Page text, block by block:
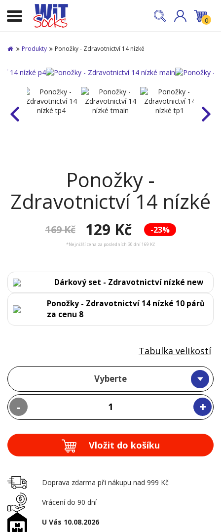
0
Produkty Ponožky - Zdravotnictví 14 nízké
Ponožky -
Zdravotnictví 14 nízké
-23%
169 Kč 129 Kč
*Nejnižší cena za posledních 30 dní 169 Kč
Dárkový set - Zdravotnictví nízké new
Ponožky - Zdravotnictví 14 nízké 10 párů
za cenu 8
Vyberte
- +
Tabulka velikostí
Vložit do košíku
Doprava zdarma při nákupu nad 999 Kč
Vrácení do 90 dní
U Vás 10.08.2026